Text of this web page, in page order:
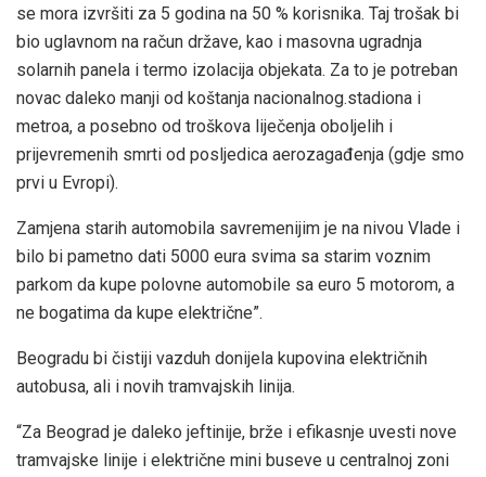
se mora izvršiti za 5 godina na 50 % korisnika. Taj trošak bi
bio uglavnom na račun države, kao i masovna ugradnja
solarnih panela i termo izolacija objekata. Za to je potreban
novac daleko manji od koštanja nacionalnog.stadiona i
metroa, a posebno od troškova liječenja oboljelih i
prijevremenih smrti od posljedica aerozagađenja (gdje smo
prvi u Evropi).
Zamjena starih automobila savremenijim je na nivou Vlade i
bilo bi pametno dati 5000 eura svima sa starim voznim
parkom da kupe polovne automobile sa euro 5 motorom, a
ne bogatima da kupe električne”.
Beogradu bi čistiji vazduh donijela kupovina električnih
autobusa, ali i novih tramvajskih linija.
“Za Beograd je daleko jeftinije, brže i efikasnje uvesti nove
tramvajske linije i električne mini buseve u centralnoj zoni